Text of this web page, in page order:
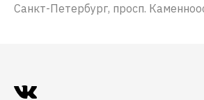
Санкт-Петербург, просп.